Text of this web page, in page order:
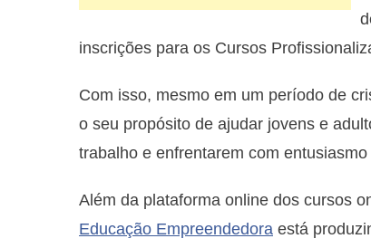
inscrições para os Cursos
Com isso, mesmo em um período de
o seu propósito de ajudar jovens e
trabalho e enfrentarem com
Além da plataforma online dos cursos
Educação Empreendedora está